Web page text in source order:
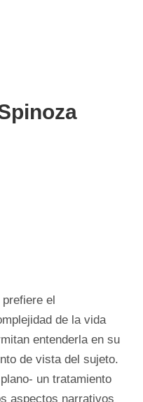
el
de la vida
entenderla en su
de vista del sujeto.
un tratamiento
aspectos narrativos